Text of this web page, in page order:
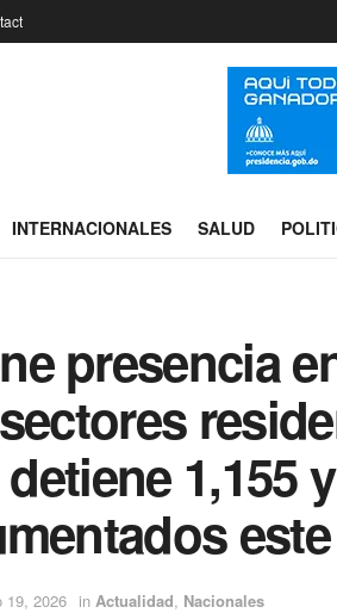
INTERNACIONALES SALUD
presencia
1,155
19, 2026 in Actualidad, Nacionales